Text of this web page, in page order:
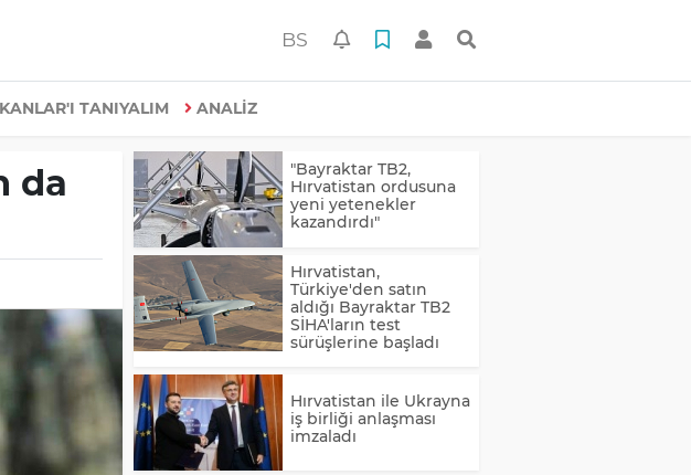
BS
TANIYALIM ANALİZ
da
"Bayraktar TB2,
Hırvatistan ordusuna
yeni yetenekler
kazandırdı"
Hırvatistan,
Türkiye'den satın
aldığı Bayraktar TB2
SİHA'ların test
sürüşlerine başladı
Hırvatistan ile Ukrayna
iş birliği anlaşması
imzaladı